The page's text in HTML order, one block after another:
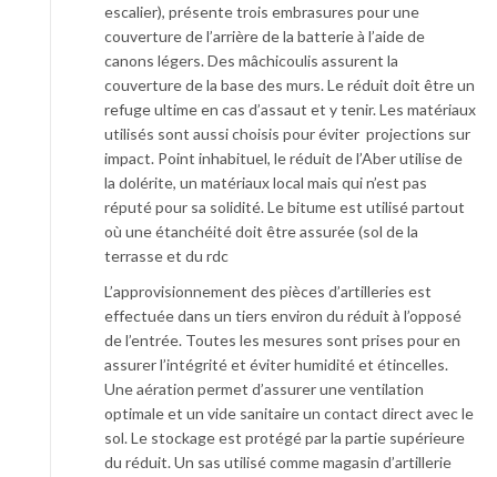
escalier), présente trois embrasures pour une
couverture de l’arrière de la batterie à l’aide de
canons légers. Des mâchicoulis assurent la
couverture de la base des murs. Le réduit doit être un
refuge ultime en cas d’assaut et y tenir. Les matériaux
utilisés sont aussi choisis pour éviter projections sur
impact. Point inhabituel, le réduit de l’Aber utilise de
la dolérite, un matériaux local mais qui n’est pas
réputé pour sa solidité. Le bitume est utilisé partout
où une étanchéité doit être assurée (sol de la
terrasse et du rdc
L’approvisionnement des pièces d’artilleries est
effectuée dans un tiers environ du réduit à l’opposé
de l’entrée. Toutes les mesures sont prises pour en
assurer l’intégrité et éviter humidité et étincelles.
Une aération permet d’assurer une ventilation
optimale et un vide sanitaire un contact direct avec le
sol. Le stockage est protégé par la partie supérieure
du réduit. Un sas utilisé comme magasin d’artillerie